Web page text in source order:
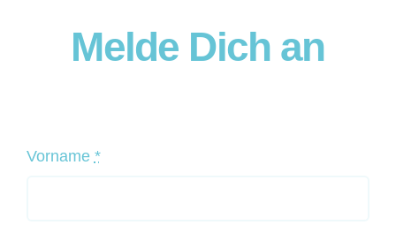
Melde Dich an
Vorname *